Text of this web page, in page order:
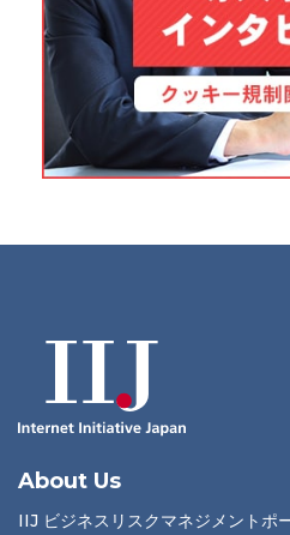
About Us
IIJ ビジネスリスクマネジメントポ